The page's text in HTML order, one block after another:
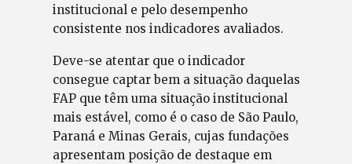
institucional e pelo desempenho
consistente nos indicadores avaliados.
Deve-se atentar que o indicador
consegue captar bem a situação daquelas
FAP que têm uma situação institucional
mais estável, como é o caso de São Paulo,
Paraná e Minas Gerais, cujas fundações
apresentam posição de destaque em